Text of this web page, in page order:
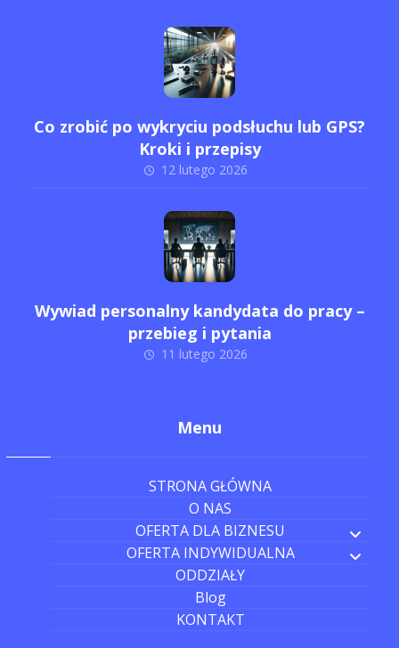
Co zrobić po wykryciu podsłuchu lub GPS?
Kroki i przepisy
12 lutego 2026
Wywiad personalny kandydata do pracy –
przebieg i pytania
11 lutego 2026
Menu
STRONA GŁÓWNA
O NAS
OFERTA DLA BIZNESU
OFERTA INDYWIDUALNA
ODDZIAŁY
Blog
KONTAKT